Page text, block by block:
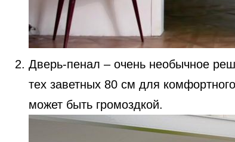
Дверь-пенал – очень необычное
тех заветных 80 см для
может быть громоздкой.